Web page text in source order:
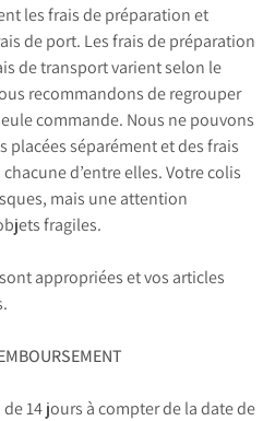
les frais de préparation et
de port. Les frais de préparation
de transport varient selon le
recommandons de regrouper
commande. Nous ne pouvons
placées séparément et des frais
d’entre elles. Votre colis
mais une attention
fragiles.
appropriées et vos articles
14 jours à compter de la date de